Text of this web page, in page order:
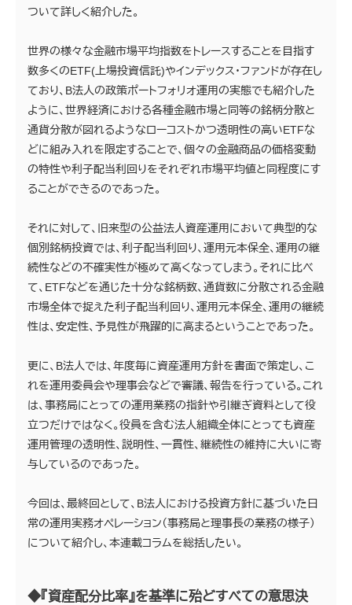
ついて詳しく紹介した。
世界の様々な金融市場平均指数をトレースすることを目指す
数多くのETF(上場投資信託)やインデックス・ファンドが存在し
ており、B法人の政策ポートフォリオ運用の実態でも紹介した
ように、世界経済における各種金融市場と同等の銘柄分散と
通貨分散が図れるようなローコストかつ透明性の高いETFな
どに組み入れを限定することで、個々の金融商品の価格変動
の特性や利子配当利回りをそれぞれ市場平均値と同程度にす
ることができるのであった。
それに対して、旧来型の公益法人資産運用において典型的な
個別銘柄投資では、利子配当利回り、運用元本保全、運用の継
続性などの不確実性が極めて高くなってしまう。それに比べ
て、ETFなどを通じた十分な銘柄数、通貨数に分散される金融
市場全体で捉えた利子配当利回り、運用元本保全、運用の継続
性は、安定性、予見性が飛躍的に高まるということであった。
更に、B法人では、年度毎に資産運用方針を書面で策定し、こ
れを運用委員会や理事会などで審議、報告を行っている。これ
は、事務局にとっての運用業務の指針や引継ぎ資料として役
立つだけではなく。役員を含む法人組織全体にとっても資産
運用管理の透明性、説明性、一貫性、継続性の維持に大いに寄
与しているのであった。
今回は、最終回として、B法人における投資方針に基づいた日
常の運用実務オペレーション（事務局と理事長の業務の様子）
について紹介し、本連載コラムを総括したい。
◆『資産配分比率』を基準に殆どすべての意思決